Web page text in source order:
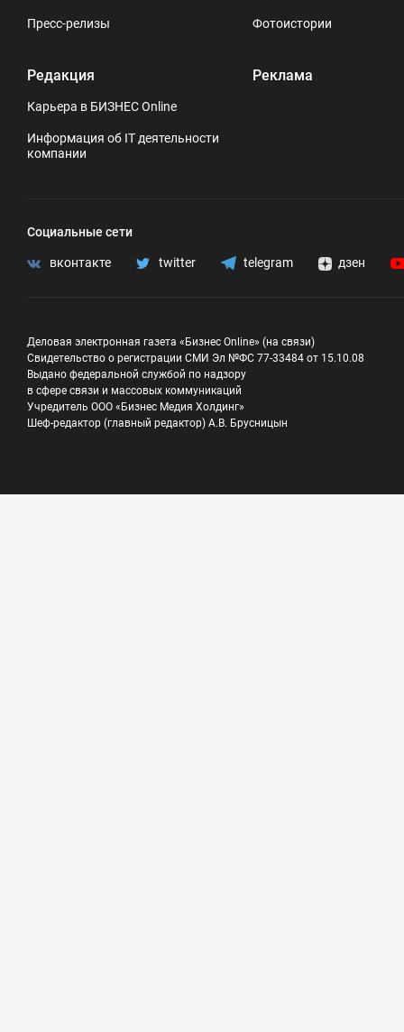
Пресс-релизы
Редакция
Карьера в БИЗНЕС Online
Информация об IT деятельности
компании
Фотоистории
Реклама
Социальные сети
вконтакте twitter telegram дзен
Деловая электронная газета «Бизнес Online» (на связи)
Свидетельство о регистрации СМИ Эл №ФС 77-33484 от 15.10.08
Выдано федеральной службой по надзору
в сфере связи и массовых коммуникаций
Учредитель ООО «Бизнес Медия Холдинг»
Шеф-редактор (главный редактор) А.В. Брусницын